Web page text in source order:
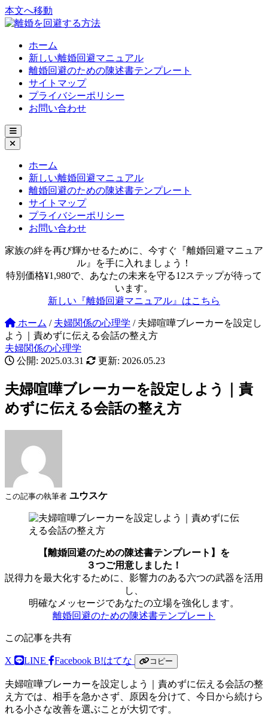
本文へ移動
ホーム
新しい離婚回避マニュアル
離婚回避のための陳述書テンプレート
サイトマップ
プライバシーポリシー
お問い合わせ
ホーム
新しい離婚回避マニュアル
離婚回避のための陳述書テンプレート
サイトマップ
プライバシーポリシー
お問い合わせ
家族の絆を再び輝かせるために、今すぐ『離婚回避マニュア
ル』を手に入れましょう！
特別価格¥1,980で、あなたの未来を守る12ステップが待って
います。
新しい『離婚回避マニュアル』はこちら
ホーム / 夫婦関係の心理学 / 夫婦喧嘩ブレーカーを設定し
よう｜責めずに伝える会話の整え方
夫婦関係の心理学
公開: 2025.03.31
更新: 2026.05.23
夫婦喧嘩ブレーカーを設定しよう｜責
めずに伝える会話の整え方
この記事の執筆者 ユウスケ
【離婚回避のための陳述書テンプレート】を
３つご用意しました！
説得力を最大化するために、影響力のある六つの武器を活用
し、
明確なメッセージであなたの立場を強化します。
離婚回避のための陳述書テンプレート
この記事を共有
X LINE Facebook B!はてな コピー
夫婦喧嘩ブレーカーを設定しよう｜責めずに伝える会話の整
え方では、相手を急かさず、原因を分けて、今日から続けら
れる小さな改善を選ぶことが大切です。